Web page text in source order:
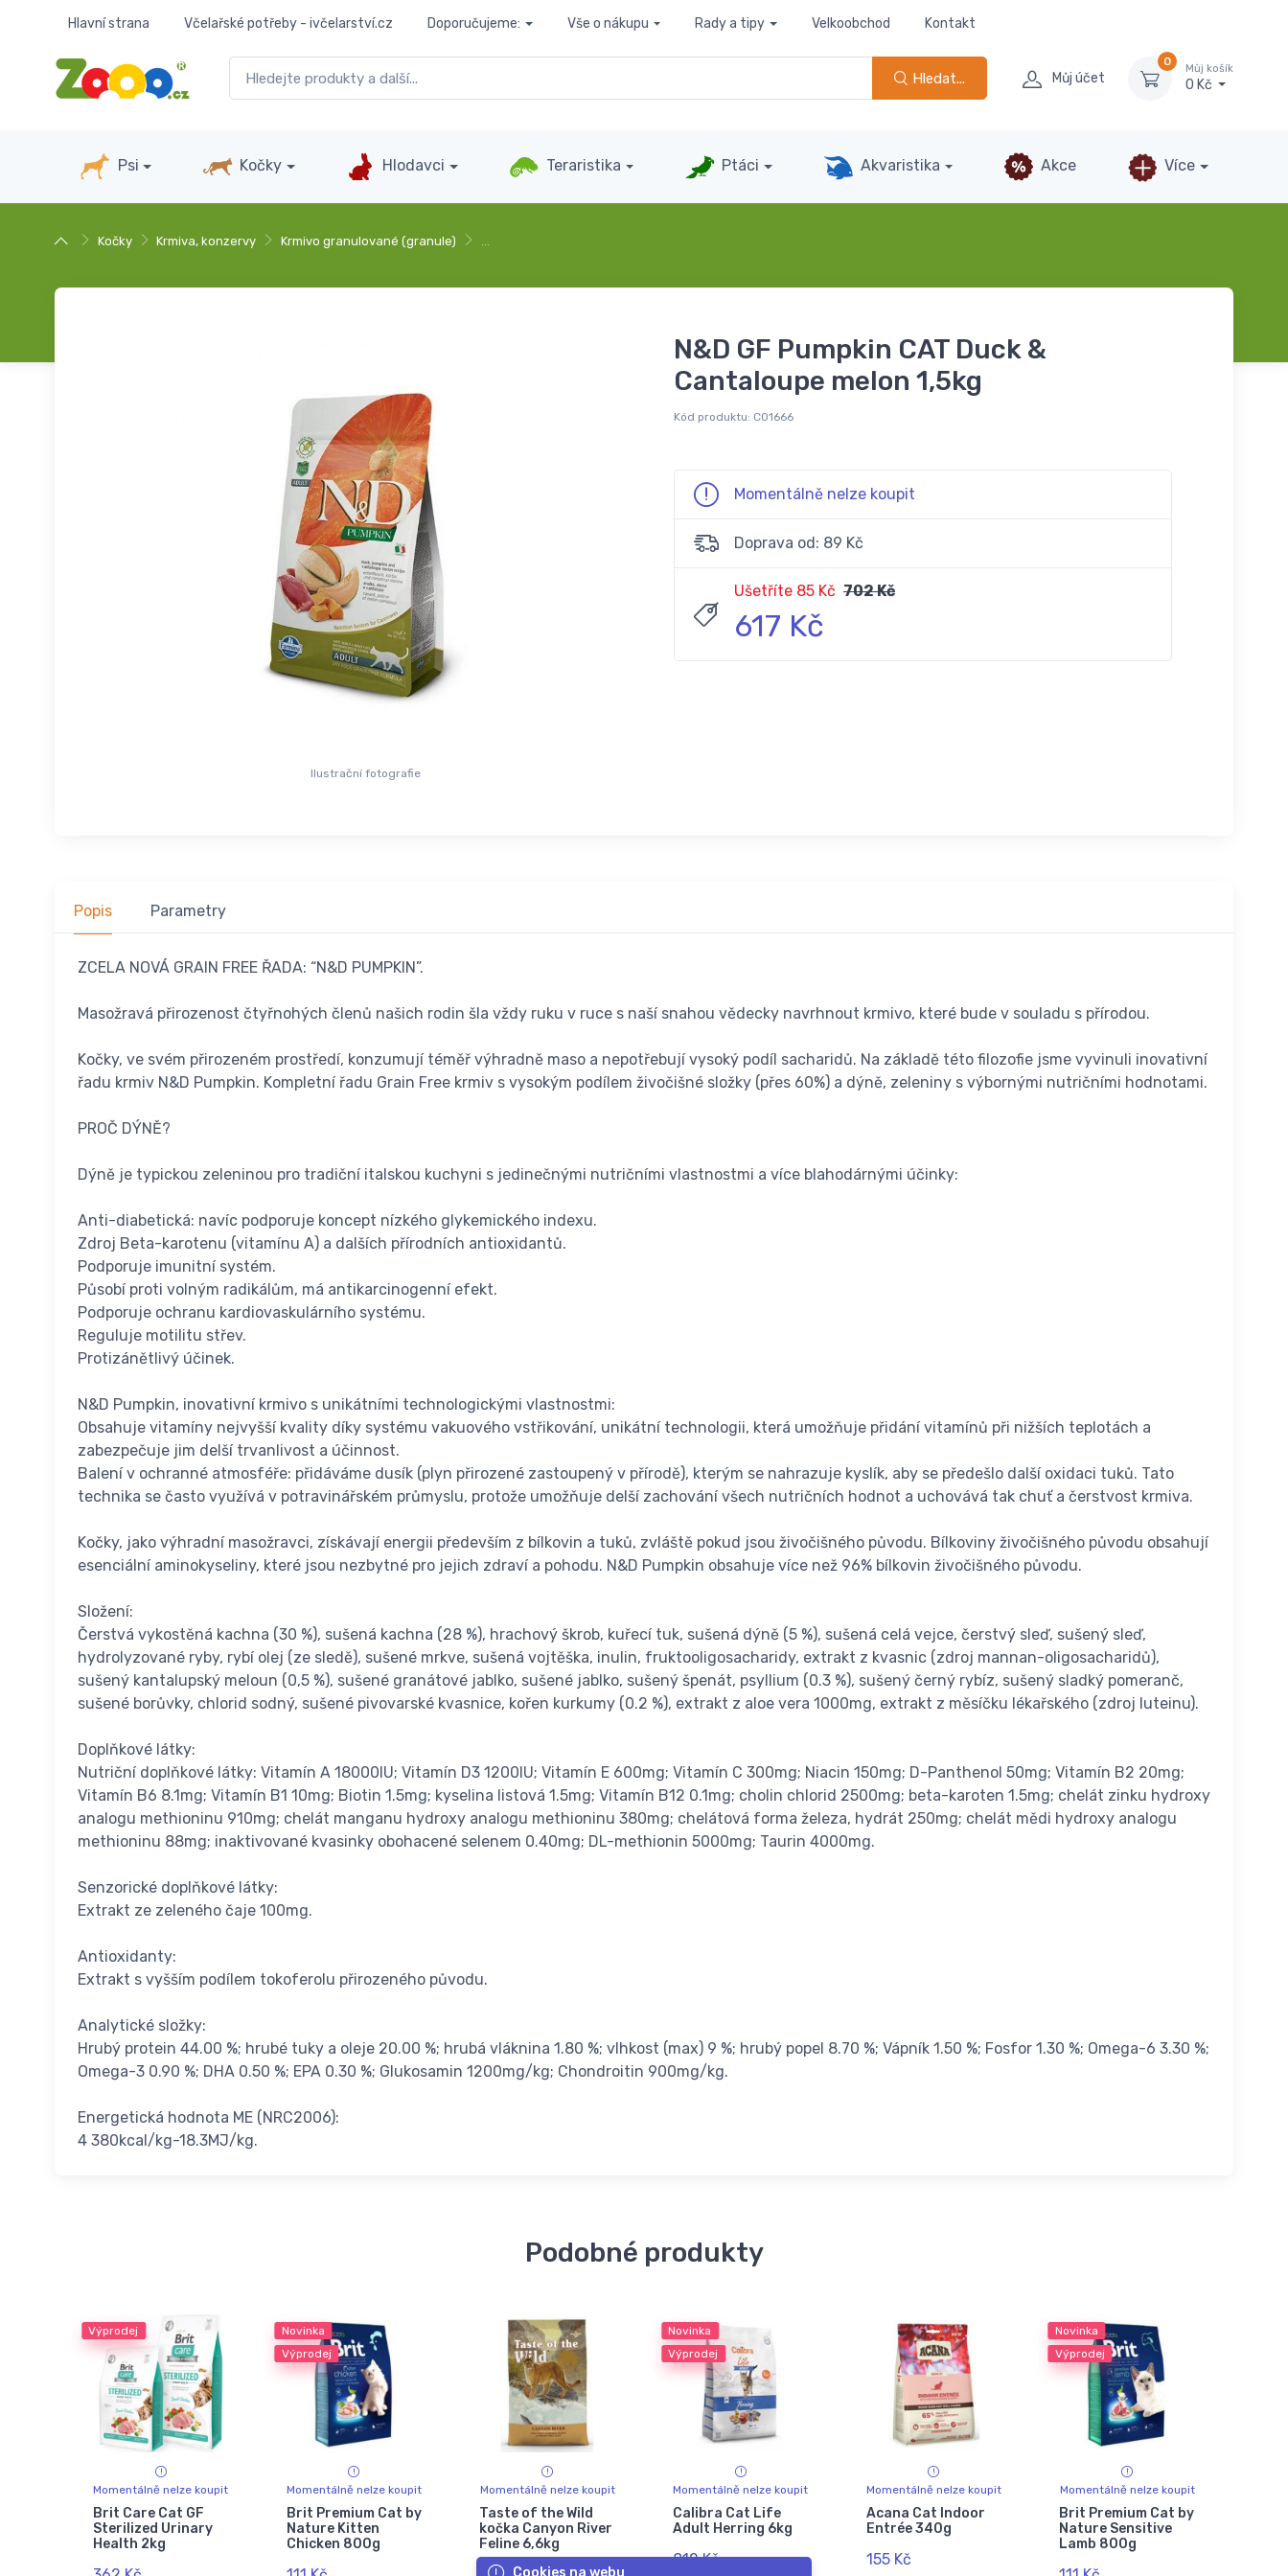
Hlavní strana Včelařské potřeby - ivčelarství.cz Doporučujeme: Vše o nákupu Rady a tipy Velkoobchod Kontakt
Hledat... Můj účet
0
Můj košík
0 Kč
Psi Kočky Hlodavci Teraristika Ptáci Akvaristika Akce Více
Kočky Krmiva, konzervy Krmivo granulované (granule) …
Ilustrační fotografie
N&D GF Pumpkin CAT Duck &
Cantaloupe melon 1,5kg
Kód produktu: C01666
Momentálně nelze koupit
Doprava od: 89 Kč
Ušetříte 85 Kč 702 Kč
617 Kč
Popis Parametry
ZCELA NOVÁ GRAIN FREE ŘADA: “N&D PUMPKIN”.
Masožravá přirozenost čtyřnohých členů našich rodin šla vždy ruku v ruce s naší snahou vědecky navrhnout krmivo, které bude v souladu s přírodou.
Kočky, ve svém přirozeném prostředí, konzumují téměř výhradně maso a nepotřebují vysoký podíl sacharidů. Na základě této filozofie jsme vyvinuli inovativní
řadu krmiv N&D Pumpkin. Kompletní řadu Grain Free krmiv s vysokým podílem živočišné složky (přes 60%) a dýně, zeleniny s výbornými nutričními hodnotami.
PROČ DÝNĚ?
Dýně je typickou zeleninou pro tradiční italskou kuchyni s jedinečnými nutričními vlastnostmi a více blahodárnými účinky:
Anti-diabetická: navíc podporuje koncept nízkého glykemického indexu.
Zdroj Beta-karotenu (vitamínu A) a dalších přírodních antioxidantů.
Podporuje imunitní systém.
Působí proti volným radikálům, má antikarcinogenní efekt.
Podporuje ochranu kardiovaskulárního systému.
Reguluje motilitu střev.
Protizánětlivý účinek.
N&D Pumpkin, inovativní krmivo s unikátními technologickými vlastnostmi:
Obsahuje vitamíny nejvyšší kvality díky systému vakuového vstřikování, unikátní technologii, která umožňuje přidání vitamínů při nižších teplotách a
zabezpečuje jim delší trvanlivost a účinnost.
Balení v ochranné atmosféře: přidáváme dusík (plyn přirozené zastoupený v přírodě), kterým se nahrazuje kyslík, aby se předešlo další oxidaci tuků. Tato
technika se často využívá v potravinářském průmyslu, protože umožňuje delší zachování všech nutričních hodnot a uchovává tak chuť a čerstvost krmiva.
Kočky, jako výhradní masožravci, získávají energii především z bílkovin a tuků, zvláště pokud jsou živočišného původu. Bílkoviny živočišného původu obsahují
esenciální aminokyseliny, které jsou nezbytné pro jejich zdraví a pohodu. N&D Pumpkin obsahuje více než 96% bílkovin živočišného původu.
Složení:
Čerstvá vykostěná kachna (30 %), sušená kachna (28 %), hrachový škrob, kuřecí tuk, sušená dýně (5 %), sušená celá vejce, čerstvý sleď, sušený sleď,
hydrolyzované ryby, rybí olej (ze sledě), sušené mrkve, sušená vojtěška, inulin, fruktooligosacharidy, extrakt z kvasnic (zdroj mannan-oligosacharidů),
sušený kantalupský meloun (0,5 %), sušené granátové jablko, sušené jablko, sušený špenát, psyllium (0.3 %), sušený černý rybíz, sušený sladký pomeranč,
sušené borůvky, chlorid sodný, sušené pivovarské kvasnice, kořen kurkumy (0.2 %), extrakt z aloe vera 1000mg, extrakt z měsíčku lékařského (zdroj luteinu).
Doplňkové látky:
Nutriční doplňkové látky: Vitamín A 18000IU; Vitamín D3 1200IU; Vitamín E 600mg; Vitamín C 300mg; Niacin 150mg; D-Panthenol 50mg; Vitamín B2 20mg;
Vitamín B6 8.1mg; Vitamín B1 10mg; Biotin 1.5mg; kyselina listová 1.5mg; Vitamín B12 0.1mg; cholin chlorid 2500mg; beta-karoten 1.5mg; chelát zinku hydroxy
analogu methioninu 910mg; chelát manganu hydroxy analogu methioninu 380mg; chelátová forma železa, hydrát 250mg; chelát mědi hydroxy analogu
methioninu 88mg; inaktivované kvasinky obohacené selenem 0.40mg; DL-methionin 5000mg; Taurin 4000mg.
Senzorické doplňkové látky:
Extrakt ze zeleného čaje 100mg.
Antioxidanty:
Extrakt s vyšším podílem tokoferolu přirozeného původu.
Analytické složky:
Hrubý protein 44.00 %; hrubé tuky a oleje 20.00 %; hrubá vláknina 1.80 %; vlhkost (max) 9 %; hrubý popel 8.70 %; Vápník 1.50 %; Fosfor 1.30 %; Omega-6 3.30 %;
Omega-3 0.90 %; DHA 0.50 %; EPA 0.30 %; Glukosamin 1200mg/kg; Chondroitin 900mg/kg.
Energetická hodnota ME (NRC2006):
4 380kcal/kg-18.3MJ/kg.
Podobné produkty
Výprodej
Momentálně nelze koupit
Brit Care Cat GF
Sterilized Urinary
Health 2kg
Novinka
Výprodej
Momentálně nelze koupit
Brit Premium Cat by
Nature Kitten
Chicken 800g
Momentálně nelze koupit
Taste of the Wild
kočka Canyon River
Feline 6,6kg
Novinka
Výprodej
Momentálně nelze koupit
Calibra Cat Life
Adult Herring 6kg
812 Kč
Momentálně nelze koupit
Acana Cat Indoor
Entrée 340g
155 Kč
Novinka
Výprodej
Momentálně nelze koupit
Brit Premium Cat by
Nature Sensitive
Lamb 800g
Cookies na webu